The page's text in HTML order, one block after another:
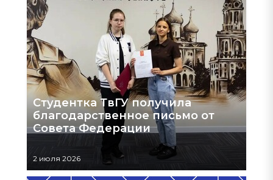
Студентка ТвГУ получила
благодарственное письмо от
Совета Федерации
2 июля 2026